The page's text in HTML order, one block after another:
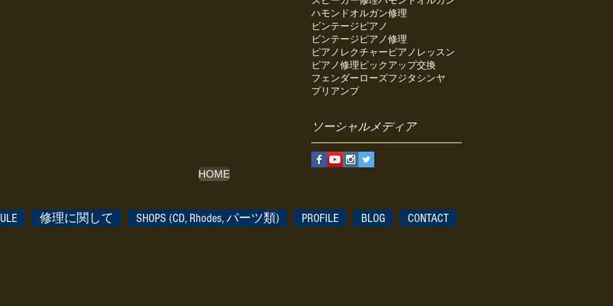
ハモンドオルガン修理
ビンテージピアノ
ビンテージピアノ修理
ピアノレクチャーピアノレッスン
ピアノ修理ピックアップ交換
フェンダーローズフジタシンヤ
プリアンプ
ソーシャルメディア
HOME
修理に関して SHOPS (CD, Rhodes, パーツ類) PROFILE BLOG CONTACT